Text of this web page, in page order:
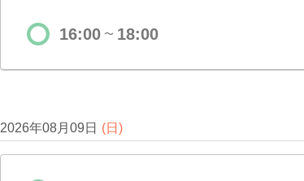
16:00 〜 18:00
2026年08月09日 (日 )